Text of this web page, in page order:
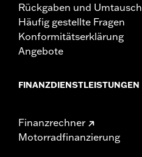
Rückgaben und Umtausch
Häufig gestellte Fragen
Konformitätserklärung
Angebote
FINANZDIENSTLEISTUNGEN
Finanzrechner
Motorradfinanzierung